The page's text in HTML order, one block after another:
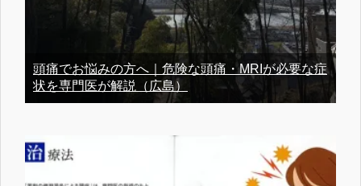
頭痛でお悩みの方へ｜危険な頭痛・MRIが必要な症
状を専門医が解説（広島）